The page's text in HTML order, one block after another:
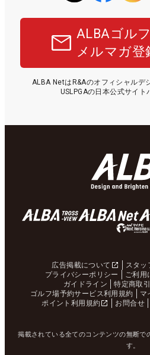
ALBAゴル
メルマガ登
ALBA NetはR&Aのオフィシャルデ
USLPGAの日本公式サイト
広告掲載について スタッ
プライバシーポリシー
ご利用
ガイドライン
特定商取
ゴルフ場予約サービス利用規約
マ
ポイント利用規約
お問合せ
掲載されている全てのコンテンツの無断で
す。